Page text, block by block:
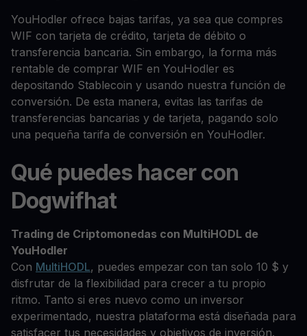
YouHodler ofrece bajas tarifas, ya sea que compres
WIF con tarjeta de crédito, tarjeta de débito o
transferencia bancaria. Sin embargo, la forma más
rentable de comprar WIF en YouHodler es
depositando Stablecoin y usando nuestra función de
conversión. De esta manera, evitas las tarifas de
transferencias bancarias y de tarjeta, pagando solo
una pequeña tarifa de conversión en YouHodler.
Qué puedes hacer con
Dogwifhat
Trading de Criptomonedas con MultiHODL de
YouHodler
Con MultiHODL, puedes empezar con tan solo 10 $ y
disfrutar de la flexibilidad para crecer a tu propio
ritmo. Tanto si eres nuevo como un inversor
experimentado, nuestra plataforma está diseñada para
satisfacer tus necesidades y objetivos de inversión.